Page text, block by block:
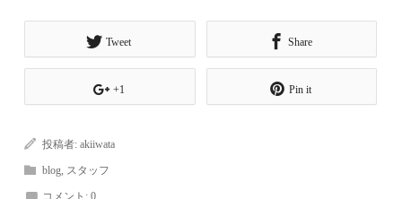
Tweet Share
+1 Pin it
投稿者:akiiwata
blog スタッフ
コメント:0